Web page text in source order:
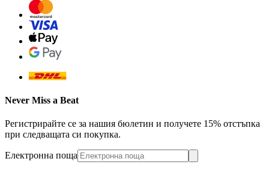
Never Miss a Beat
Регистрирайте се за нашия бюлетин и получете 15% отстъпка
при следващата си покупка.
Електронна поща